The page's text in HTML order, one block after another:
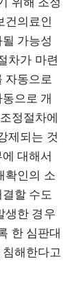
건의료인
가능성
차가 마련
자동으로
으로 개
정절차에
제되는 것
대해서
확인의 소
할 수도
생한 경우
한 심판대
해한다고